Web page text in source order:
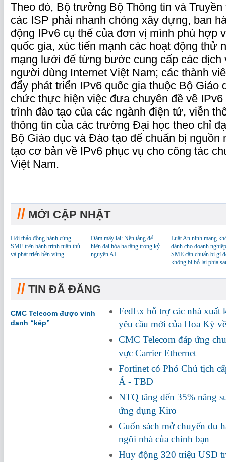
Theo đó, Bộ trưởng Bộ Thông tin và
các ISP phải nhanh chóng xây dựng, ban
động IPv6 cụ thể của đơn vị mình phù hợp
quốc gia, xúc tiến mạnh các hoạt động thử
mạng lưới để từng bước cung cấp các dịch
người dùng Internet Việt Nam; các thành
đẩy phát triển IPv6 quốc gia thuộc Bộ Giáo
chức thực hiện việc đưa chuyên đề về
trình đào tạo của các ngành điện tử, viễn
thông tin của các trường Đại học theo chỉ
Bộ Giáo dục và Đào tạo để chuẩn bị
tạo cơ bản về IPv6 phục vụ cho công tác
Việt Nam.
// MỚI CẬP NHẬT
Hội thảo đồng hành cùng
SME trên hành trình tuân thủ
và phát triển bền vững
Đám mây lai: Nền tảng để
hiện đại hóa hạ tầng trong kỷ
nguyên AI
Luật An ninh mạng
dành cho doanh
SME cần chuẩn bị gì
không bị bỏ lại phía
// TIN ĐÃ ĐĂNG
CMC Telecom được vinh
danh “kép”
FedEx hỗ trợ các nhà xuất
yêu cầu mới của Hoa Kỳ
CMC Telecom đáp ứng
vực Carrier Ethernet
Fortinet có Phó Chủ tịch
Á - TBD
NTQ tăng đến 35% năng
ứng dụng Kiro
Cuốn sách mở chuyến du
ngôi nhà của chính bạn
Huy động 320 triệu USD